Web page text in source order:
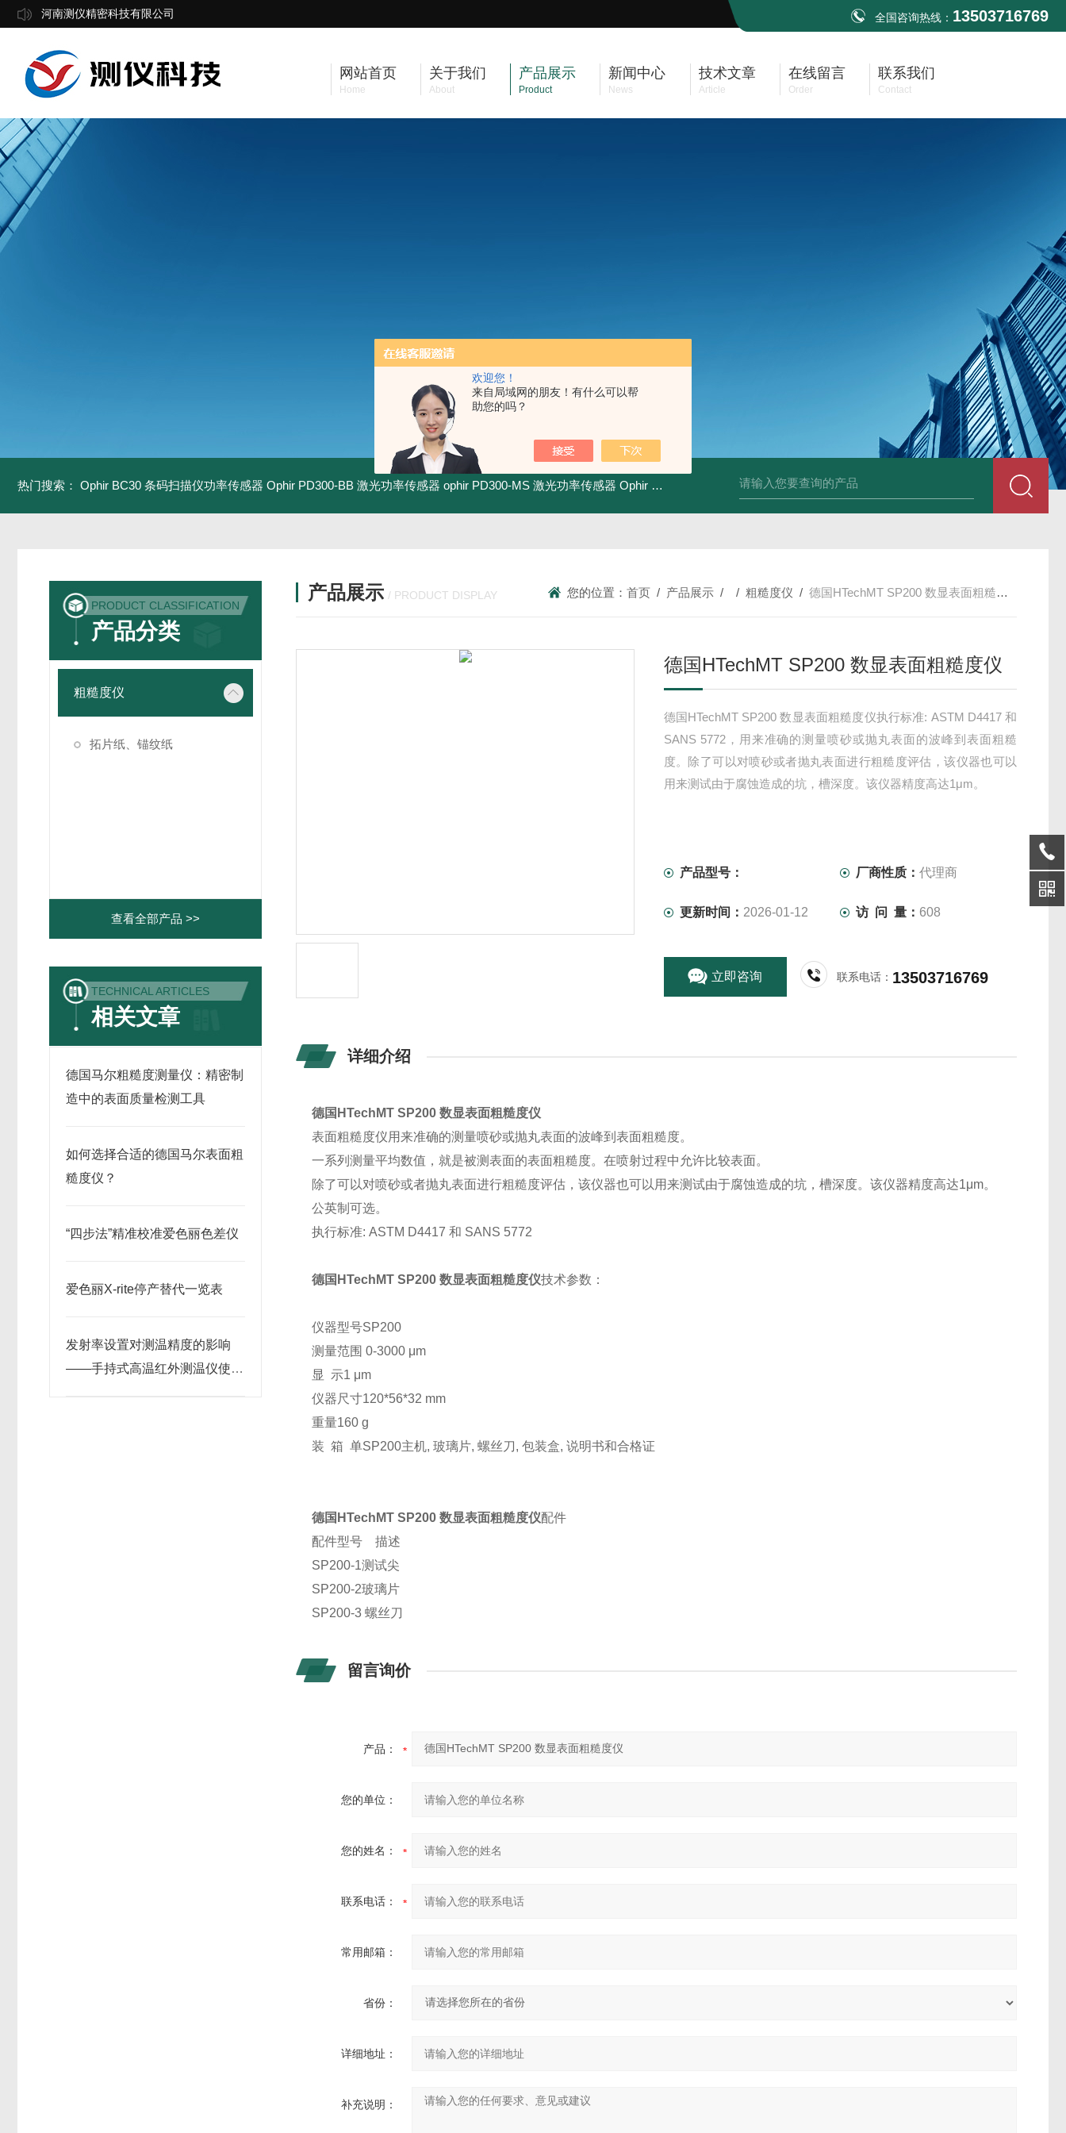
欢迎您！
来自局域网的朋友！有什么可以帮
助您的吗？
河南测仪精密科技有限公司 全国咨询热线： 13503716769
网站首页
Home
关于我们
About
产品展示
Product
新闻中心
News
技术文章
Article
在线留言
Order
联系我们
Contact
热门搜索： Ophir BC30 条码扫描仪功率传感器 Ophir PD300-BB 激光功率传感器 ophir PD300-MS 激光功率传感器 Ophir PD300R-3W 激光功率传感器 Ophir PD300R 激光功率传感器 Ophir PD300-
PRODUCT CLASSIFICATION
产品分类
粗糙度仪
拓片纸、锚纹纸
查看全部产品 >>
TECHNICAL ARTICLES
相关文章
德国马尔粗糙度测量仪：精密制
造中的表面质量检测工具
如何选择合适的德国马尔表面粗
糙度仪？
“四步法”精准校准爱色丽色差仪
爱色丽X-rite停产替代一览表
发射率设置对测温精度的影响
——手持式高温红外测温仪使用
产品展示 / PRODUCT DISPLAY 您的位置：首页 / 产品展示 / /粗糙度仪 /德国HTechMT SP200 数显表面粗糙度仪
德国HTechMT SP200 数显表面粗糙度仪
德国HTechMT SP200 数显表面粗糙度仪执行标准: ASTM D4417 和
SANS 5772，用来准确的测量喷砂或抛丸表面的波峰到表面粗糙
度。除了可以对喷砂或者抛丸表面进行粗糙度评估，该仪器也可以
用来测试由于腐蚀造成的坑，槽深度。该仪器精度高达1μm。
产品型号： 厂商性质：代理商
更新时间： 2026-01-12 访 问 量： 608
立即咨询 联系电话： 13503716769
详细介绍
德国HTechMT SP200 数显表面粗糙度仪
表面粗糙度仪用来准确的测量喷砂或抛丸表面的波峰到表面粗糙度。
一系列测量平均数值，就是被测表面的表面粗糙度。在喷射过程中允许比较表面。
除了可以对喷砂或者抛丸表面进行粗糙度评估，该仪器也可以用来测试由于腐蚀造成的坑，槽深度。该仪器精度高达1μm。
公英制可选。
执行标准: ASTM D4417 和 SANS 5772
德国HTechMT SP200 数显表面粗糙度仪技术参数：
仪器型号SP200
测量范围 0-3000 μm
显 示1 μm
仪器尺寸120*56*32 mm
重量160 g
装 箱 单SP200主机, 玻璃片, 螺丝刀, 包装盒, 说明书和合格证
德国HTechMT SP200 数显表面粗糙度仪配件
配件型号 描述
SP200-1测试尖
SP200-2玻璃片
SP200-3 螺丝刀
留言询价
产品：
您的单位：
您的姓名：
联系电话：
常用邮箱：
省份：
详细地址：
补充说明：